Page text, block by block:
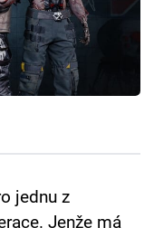
jednu z
Jenže má